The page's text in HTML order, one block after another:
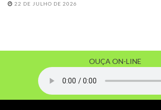
22 DE JULHO DE 2026
OUÇA ON-LINE